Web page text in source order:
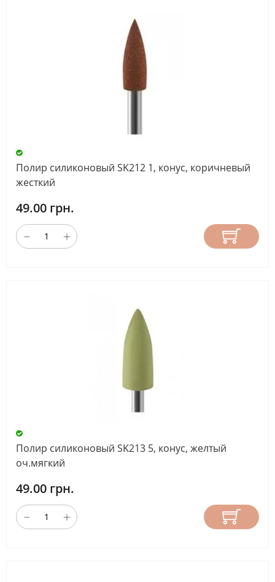
Полир силиконовый SK212 1, конус, коричневый
жесткий
49.00 грн.
Полир силиконовый SK213 5, конус, желтый
оч.мягкий
49.00 грн.